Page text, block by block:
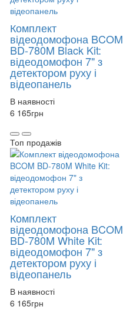
Комплект
відеодомофона BCOM
BD-780M Black Kit:
відеодомофон 7" з
детектором руху і
відеопанель
В наявності
6 165грн
Топ продажів
Комплект
відеодомофона BCOM
BD-780M White Kit:
відеодомофон 7" з
детектором руху і
відеопанель
В наявності
6 165грн